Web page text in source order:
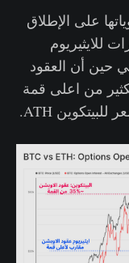
على الإطلاق
للايثيريوم
حين أن العقود
من اعلى قمة